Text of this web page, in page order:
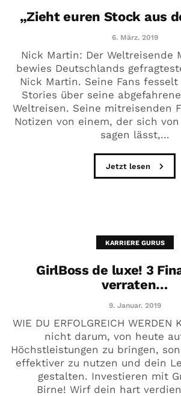
„Zieht euren Stock aus
6. März. 2019
Nick Martin: Der Weltreisende
bewies Deutschlands
Nick Martin. Seine Fans
Stories über seine
Weltreisen. Seine mitreisenden
Notizen von einem, der sich
sagen lässt,...
Jetzt lesen
KARRIERE GURUS
GirlBoss de luxe! 3
verraten…
9. Januar. 2019
WIE DU ERFOLGREICH WERDEN
nicht darum, von heute
Höchstleistungen zu bringen,
effektiver zu nutzen und dein
gestalten. Investieren mit
Birne! Wirf dein hart